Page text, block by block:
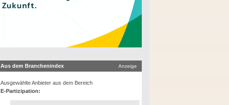
Aus dem Branchenindex Anzeige
Ausgewählte Anbieter aus dem Bereich
E-Partizipation: